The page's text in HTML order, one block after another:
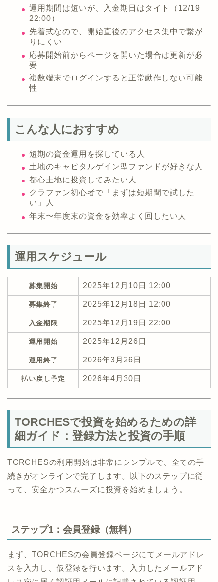
運用期間は短いが、入金期日はタイト（12/19
22:00）
先着式なので、開始直後のアクセス集中で繋が
りにくい
応募開始前からページを開いた場合は更新が必
要
複数端末でログインすると正常動作しない可能
性
こんな人におすすめ
短期の資金運用を探している人
土地のキャピタルゲイン型ファンドが好きな人
都心土地に投資してみたい人
クラファン初心者で「まずは短期間で試した
い」人
年末〜年度末の資金を効率よく回したい人
運用スケジュール
募集開始 2025年12月10日 12:00
募集終了 2025年12月18日 12:00
入金期限 2025年12月19日 22:00
運用開始 2025年12月26日
運用終了 2026年3月26日
払い戻し予定 2026年4月30日
TORCHESで投資を始めるための詳
細ガイド：登録方法と投資の手順
TORCHESの利用開始は非常にシンプルで、全ての手
続きがオンラインで完了します。以下のステップに従
って、安全かつスムーズに投資を始めましょう。
ステップ1：会員登録（無料）
まず、TORCHESの会員登録ページにてメールアドレ
スを入力し、仮登録を行います。入力したメールアド